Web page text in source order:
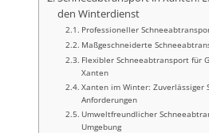
den Winterdienst
Professioneller
Maßgeschneiderte
Flexibler Schneeabtransport für
Xanten
Xanten im Winter: Zuverlässiger
Anforderungen
Umweltfreundlicher
Umgebung